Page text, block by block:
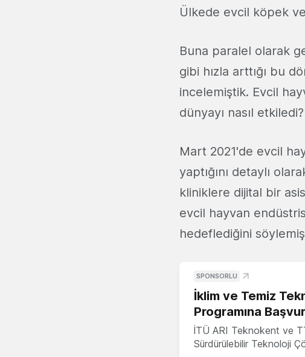
Ülkede evcil köpek
Buna paralel olarak
gibi hızla arttığı bu
incelemiştik. Evcil
dünyayı nasıl etkiledi?
Mart 2021'de evcil
yaptığını detaylı
kliniklere dijital bir
evcil hayvan
hedeflediğini
SPONSORLU
İklim ve Temiz
Programına Başvur
İTÜ ARI Teknokent ve
Sürdürülebilir Teknoloji